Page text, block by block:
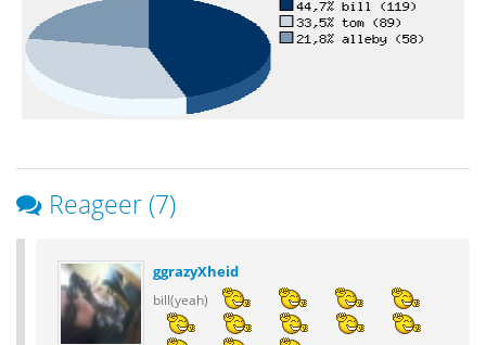
Reageer (7)
ggrazyXheid
bill(yeah)